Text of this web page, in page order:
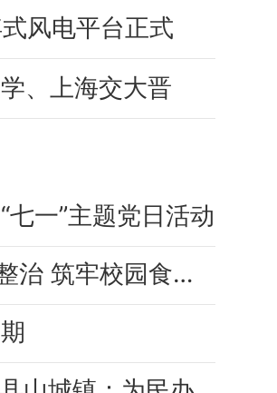
风电平台正式
、上海交大晋
一”主题党日活动
南靖县教育局：“六个一”专项整治 筑牢校园食品安全防线